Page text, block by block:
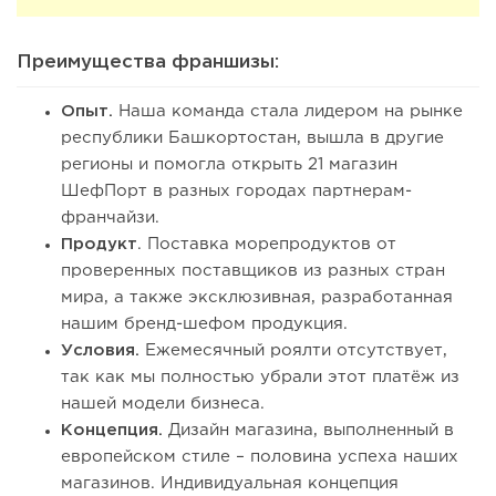
Преимущества франшизы:
Опыт.
Наша команда стала лидером на рынке
республики Башкортостан, вышла в другие
регионы и помогла открыть 21 магазин
ШефПорт в разных городах партнерам-
франчайзи.
Продукт . Поставка морепродуктов от
проверенных поставщиков из разных стран
мира, а также эксклюзивная, разработанная
нашим бренд-шефом продукция.
Условия.
Ежемесячный роялти отсутствует,
так как мы полностью убрали этот платёж из
нашей модели бизнеса.
Концепция. Дизайн магазина, выполненный в
европейском стиле – половина успеха наших
магазинов. Индивидуальная концепция